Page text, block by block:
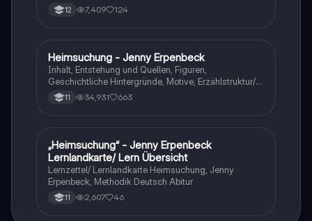
12 7,409 124
Deutsch
Heimsuchung - Jenny Erpenbeck
Inhalt, Entstehung und Quellen, Figuren,
Geschichtliche Hintergründe, Motive, Erzählstruktur/-
stil 11 34,931 663
Deutsch
„Heimsuchung“ - Jenny Erpenbeck
Lernlandkarte/ Lern Übersicht
Lernzettel/ Lernlandkarte Heimsuchung, Jenny
Erpenbeck, Methodik Deutsch Abitur
11 2,607 46